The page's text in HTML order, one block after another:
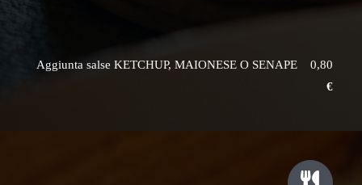
Aggiunta salse KETCHUP, MAIONESE O SENAPE 0,80
€